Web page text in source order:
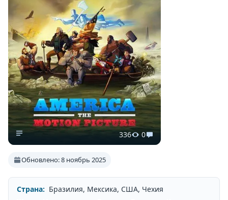
336 0
Обновлено: 8 ноябрь 2025
Страна: Бразилия, Мексика, США, Чехия